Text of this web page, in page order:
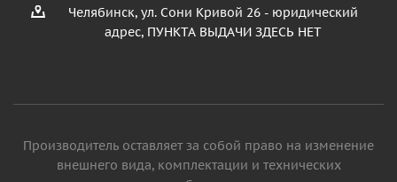
Челябинск, ул. Сони Кривой 26 - юридический
адрес, ПУНКТА ВЫДАЧИ ЗДЕСЬ НЕТ
Производитель оставляет за собой право на изменение
внешнего вида, комплектации и технических